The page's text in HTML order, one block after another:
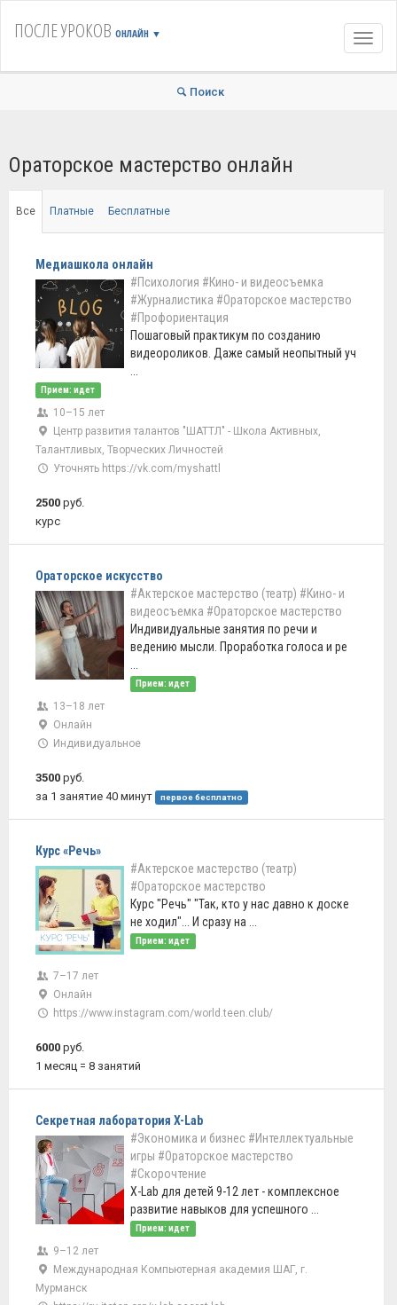
ПОСЛЕ УРОКОВ ОНЛАЙН ▼
Поиск
Ораторское мастерство онлайн
Все Платные Бесплатные
Медиашкола онлайн
#Психология #Кино- и видеосъемка
#Журналистика #Ораторское мастерство
#Профориентация
Пошаговый практикум по созданию
видеороликов. Даже самый неопытный уч
Прием: идет
10–15 лет
Центр развития талантов "ШАТТЛ" - Школа Активных,
Талантливых, Творческих Личностей
Уточнять https://vk.com/myshattl
2500 руб.
курс
Ораторское искусство
#Актерское мастерство (театр) #Кино- и
видеосъемка #Ораторское мастерство
Индивидуальные занятия по речи и
ведению мысли. Проработка голоса и ре
Прием: идет
13–18 лет
Онлайн
Индивидуальное
3500 руб.
за 1 занятие 40 минут
первое бесплатно
Курс «Речь»
#Актерское мастерство (театр)
#Ораторское мастерство
Курс "Речь" "Так, кто у нас давно к доске
не ходил"... И сразу на ...
Прием: идет
7–17 лет
Онлайн
https://www.instagram.com/world.teen.club/
6000 руб.
1 месяц = 8 занятий
Секретная лаборатория X-Lab
#Экономика и бизнес #Интеллектуальные
игры #Ораторское мастерство
#Скорочтение
X-Lab для детей 9-12 лет - комплексное
развитие навыков для успешного ...
Прием: идет
9–12 лет
Международная Компьютерная академия ШАГ, г.
Мурманск